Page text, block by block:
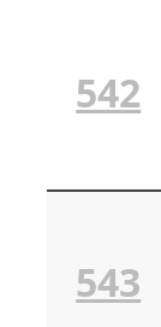
542
543